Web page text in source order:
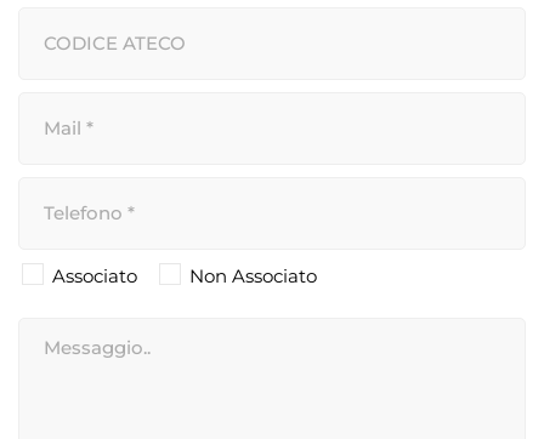
Associato Non Associato